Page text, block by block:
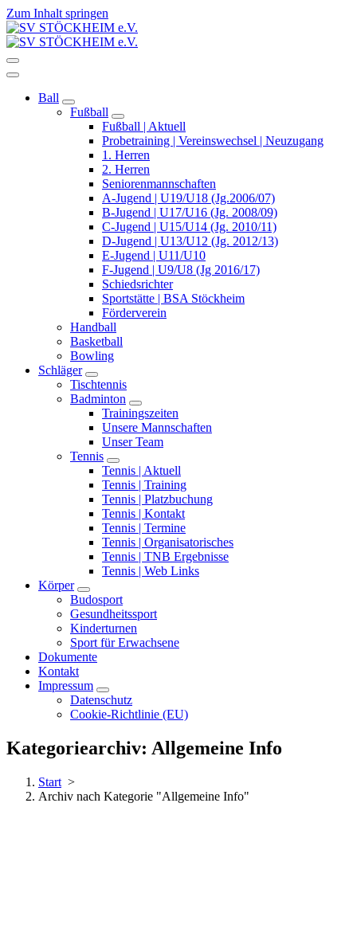
Zum Inhalt springen
Ball
Fußball
Fußball | Aktuell
Probetraining | Vereinswechsel | Neuzugang
1. Herren
2. Herren
Seniorenmannschaften
A-Jugend | U19/U18 (Jg.2006/07)
B-Jugend | U17/U16 (Jg. 2008/09)
C-Jugend | U15/U14 (Jg. 2010/11)
D-Jugend | U13/U12 (Jg. 2012/13)
E-Jugend | U11/U10
F-Jugend | U9/U8 (Jg 2016/17)
Schiedsrichter
Sportstätte | BSA Stöckheim
Förderverein
Handball
Basketball
Bowling
Schläger
Tischtennis
Badminton
Trainingszeiten
Unsere Mannschaften
Unser Team
Tennis
Tennis | Aktuell
Tennis | Training
Tennis | Platzbuchung
Tennis | Kontakt
Tennis | Termine
Tennis | Organisatorisches
Tennis | TNB Ergebnisse
Tennis | Web Links
Körper
Budosport
Gesundheitssport
Kinderturnen
Sport für Erwachsene
Dokumente
Kontakt
Impressum
Datenschutz
Cookie-Richtlinie (EU)
Kategoriearchiv: Allgemeine Info
Start >
Archiv nach Kategorie "Allgemeine Info"